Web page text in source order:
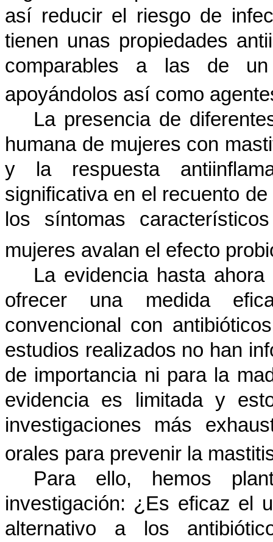
así reducir el riesgo de
tienen unas propiedades
comparables a las de un
apoyándolos así como
La presencia de
humana de mujeres con
y la respuesta
significativa en el recuento
los síntomas
mujeres avalan el efecto
La evidencia hasta
ofrecer una medida
convencional con
estudios realizados no han
de importancia ni para la
evidencia es limitada y
investigaciones más
orales para prevenir la
Para ello, hemos
investigación: ¿Es eficaz el
alternativo a los